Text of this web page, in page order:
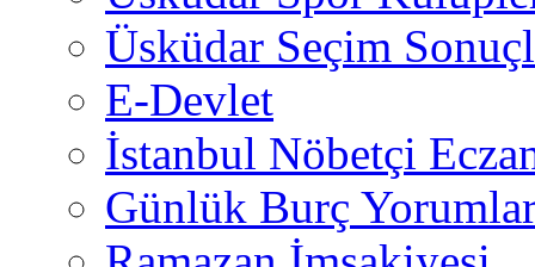
Üsküdar Seçim
E-Devlet
İstanbul Nöbetçi
Günlük Burç